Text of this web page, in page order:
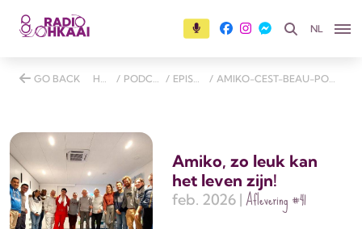
NL
GO BACK HOME / PODCASTS / EPISODES / AMIKO-CEST-BEAU-POUR-LA-VIE
Amiko, zo leuk kan
het leven zijn!
feb. 2026 | Aflevering#41